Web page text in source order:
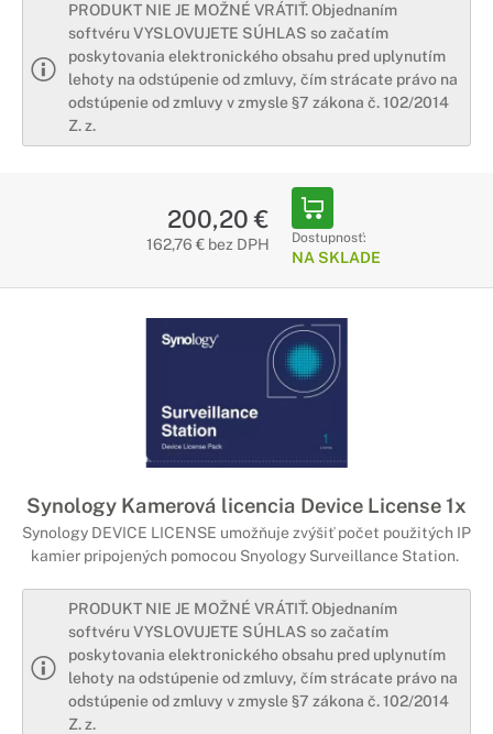
PRODUKT NIE JE MOŽNÉ VRÁTIŤ. Objednaním
softvéru VYSLOVUJETE SÚHLAS so začatím
poskytovania elektronického obsahu pred uplynutím
lehoty na odstúpenie od zmluvy, čím strácate právo na
odstúpenie od zmluvy v zmysle §7 zákona č. 102/2014
Z. z.
200,20 €
162,76 € bez DPH Dostupnosť:
NA SKLADE
Synology Kamerová licencia Device License 1x
Synology DEVICE LICENSE umožňuje zvýšiť počet použitých IP
kamier pripojených pomocou Snyology Surveillance Station.
PRODUKT NIE JE MOŽNÉ VRÁTIŤ. Objednaním
softvéru VYSLOVUJETE SÚHLAS so začatím
poskytovania elektronického obsahu pred uplynutím
lehoty na odstúpenie od zmluvy, čím strácate právo na
odstúpenie od zmluvy v zmysle §7 zákona č. 102/2014
Z. z.